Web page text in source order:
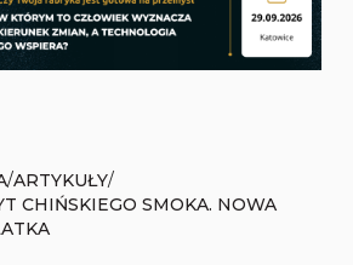
/ARTYKUŁY/
CHIŃSKIEGO SMOKA. NOWA